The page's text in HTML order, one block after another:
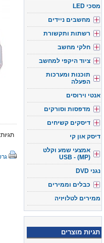
תגיות:
מסכי LED
מחשבים ניידים
רשתות ותקשורת
חלקי מחשב
ציוד היקפי למחשב
תוכנות ומערכות
הפעלה
אנטי וירוסים
מדפסות וסורקים
דיסקים קשיחים
דיסק און קי
אמצעי שמע וקלט
(USB - (MP
נגני DVD
כבלים וממירים
ממירים לטלויזיה
תגיות מוצרים